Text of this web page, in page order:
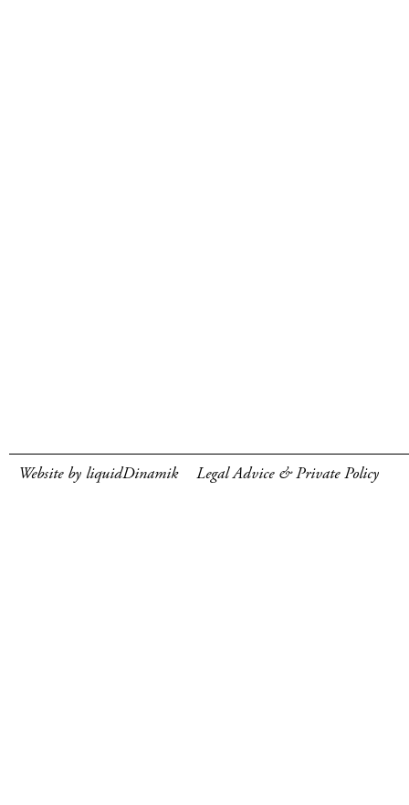
Website by liquidDinamik Legal Advice & Private Policy